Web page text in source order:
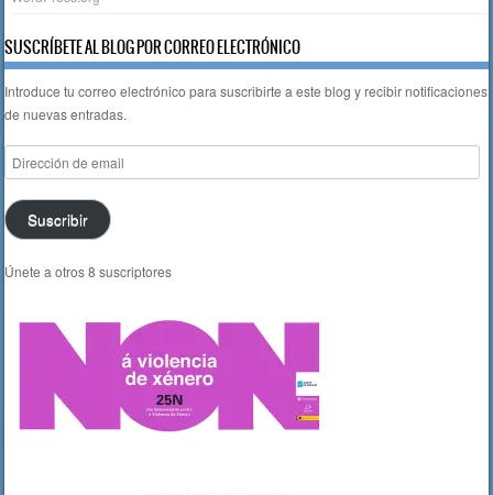
SUSCRÍBETE AL BLOG POR CORREO ELECTRÓNICO
Introduce tu correo electrónico para suscribirte a este blog y recibir notificaciones
de nuevas entradas.
Dirección
de
email
Suscribir
Únete a otros 8 suscriptores